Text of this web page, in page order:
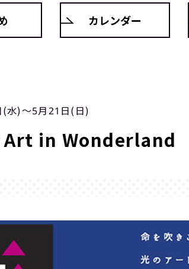
カレンダー
Art in Wonderland
(水)〜5月21日(日)